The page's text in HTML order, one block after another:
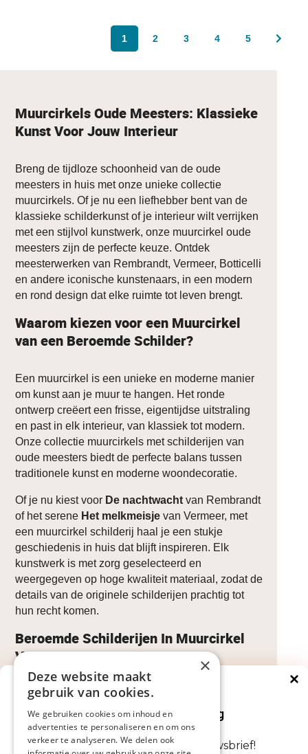
1 2 3 4 5
Muurcirkels Oude Meesters: Klassieke
Kunst Voor Jouw Interieur
Breng de tijdloze schoonheid van de oude
meesters in huis met onze unieke collectie
muurcirkels. Of je nu een liefhebber bent van de
klassieke schilderkunst of je interieur wilt verrijken
met een stijlvol kunstwerk, onze muurcirkel oude
meesters zijn de perfecte keuze. Ontdek
meesterwerken van Rembrandt, Vermeer, Botticelli
en andere iconische kunstenaars, in een modern
en rond design dat elke ruimte tot leven brengt.
Waarom kiezen voor een Muurcirkel
van een Beroemde Schilder?
Een muurcirkel is een unieke en moderne manier
om kunst aan je muur te hangen. Het ronde
ontwerp creëert een frisse, eigentijdse uitstraling
en past in elk interieur, van klassiek tot modern.
Onze collectie muurcirkels met schilderijen van
oude meesters biedt de perfecte balans tussen
traditionele kunst en moderne woondecoratie.
Of je nu kiest voor De nachtwacht van Rembrandt
of het serene Het melkmeisje van Vermeer, met
een muurcirkel schilderij haal je een stukje
geschiedenis in huis dat blijft inspireren. Elk
kunstwerk is met zorg geselecteerd en
weergegeven op hoge kwaliteit materiaal, zodat de
details van de originele schilderijen prachtig tot
hun recht komen.
Beroemde Schilderijen In Muurcirkel
Vorm
Onze collectie omvat een breed scala aan
beroemde schilderijen die zorgvuldig zijn omgezet
naar muurcirkels. Populaire keuzes zijn
bijvoorbeeld:
Direct €5 korting
Op je volgende bestelling
Abonneer je nu op onze nieuwsbrief!
×
Deze website maakt
gebruik van cookies.
We gebruiken cookies om inhoud en
advertenties te personaliseren en om ons
verkeer te analyseren. We delen ook